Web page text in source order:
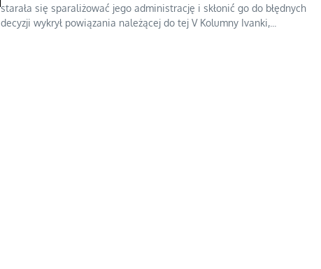
starała się sparaliżować jego administrację i skłonić go do błędnych
decyzji wykrył powiązania należącej do tej V Kolumny Ivanki,...